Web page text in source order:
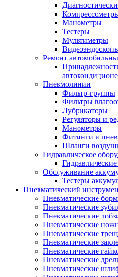
Манометры
Тестеры
Мультиметры
Ремонт
Пневмолинии
Фильтр-группы
Фильтры
Лубрикаторы
Регуляторы и
Манометры
Фитинги и
Шланги
Гидравлическое
Обслуживание
Тестеры
Пневматический
Пневматические
Пневматические
Пневматические
Пневматические
Пневматические
Пневматические
Пневматические
Пневматические
Пневматические